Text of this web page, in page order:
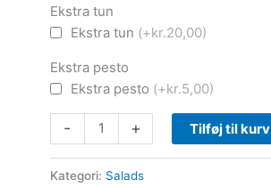
Ekstra tun
Ekstra tun (+kr.20,00)
Ekstra pesto
Ekstra pesto (+kr.5,00)
- + Tilføj til kurv
Kategori: Salads